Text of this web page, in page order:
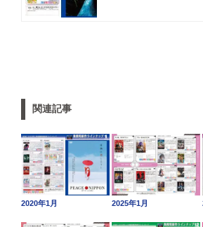
関連記事
2020年1月 2025年1月